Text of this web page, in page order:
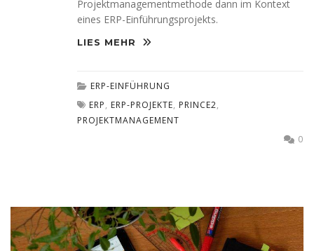
Projektmanagementmethode dann im Kontext
eines ERP-Einführungsprojekts.
LIES MEHR
ERP-EINFÜHRUNG
ERP, ERP-PROJEKTE, PRINCE2,
PROJEKTMANAGEMENT
0
Statistiken und
pseudonymisierte
Kenntnisse über
technische
Probleme schnell
zu erkennen und
zu beheben.